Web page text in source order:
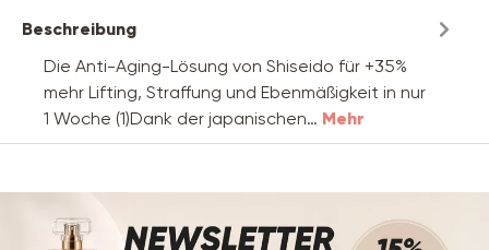
Beschreibung
Die Anti-Aging-Lösung von Shiseido für +35%
mehr Lifting, Straffung und Ebenmäßigkeit in nur
1 Woche (1)Dank der japanischen… Mehr